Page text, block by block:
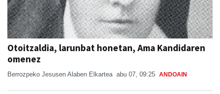
Otoitzaldia, larunbat honetan, Ama Kandidaren
omenez
Berrozpeko Jesusen Alaben Elkartea abu 07, 09:25 ANDOAIN